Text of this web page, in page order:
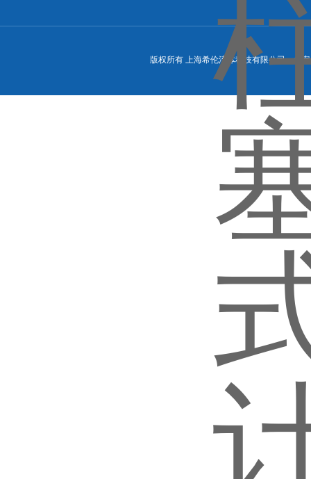
版权所有 上海希伦流体科技有限公司 备